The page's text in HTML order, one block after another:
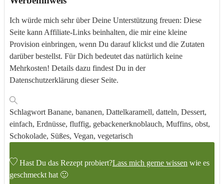
Ich würde mich sehr über Deine Unterstützung freuen: Diese
Seite kann Affiliate-Links beinhalten, die mir eine kleine
Provision einbringen, wenn Du darauf klickst und die Zutaten
darüber bestellst. Für Dich bedeutet das natürlich keine
Mehrkosten! Details dazu findest Du in der
Datenschutzerklärung dieser Seite.
Schlagwort Banane, bananen, Dattelkaramell, datteln, Dessert,
einfach, Erdnüsse, fluffig, gebackenerknoblauch, Muffins, obst,
Schokolade, Süßes, Vegan, vegetarisch
Hast Du das Rezept probiert?Lass mich gerne wissen wie es
geschmeckt hat 🙂